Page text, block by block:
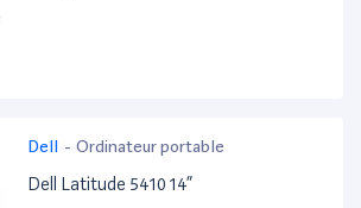
Dell - Ordinateur portable
Dell Latitude 5410 14”